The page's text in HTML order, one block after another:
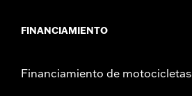
FINANCIAMIENTO
Financiamiento de motocicletas